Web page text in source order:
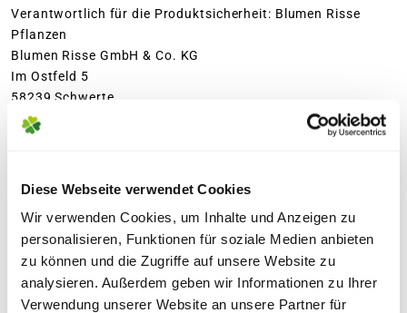
Diese Webseite verwendet Cookies
Wir verwenden Cookies, um Inhalte und Anzeigen zu
personalisieren, Funktionen für soziale Medien anbieten
zu können und die Zugriffe auf unsere Website zu
analysieren. Außerdem geben wir Informationen zu Ihrer
Verwendung unserer Website an unsere Partner für
beobachten und die prachtvolle Blüte
genießen.
Alle Vorteile auf einen Blick
Blüht ganz von selbst
Tolle Geschenkidee
Wuchsform:
Aufrecht
Wuchsgeschwindigkeit:
Pflanzzeit:
September bis
Standort:
Blumenmärkten
warten viele weitere
Highlights für ein gemütliches
Weihnachtsfest auf Dich. Unsere indoor
Trendfarben von klassischem rot bis
modernem gold und schwarz.
Finde Deine Filiale
Verantwortlich für die Produktsicherheit: Blumen Risse
Pflanzen
Blumen Risse GmbH & Co. KG
Im Ostfeld 5
58239 Schwerte
Germany
E-Mail: info@blumen-risse.de
ÄHNLICHE ARTIKEL